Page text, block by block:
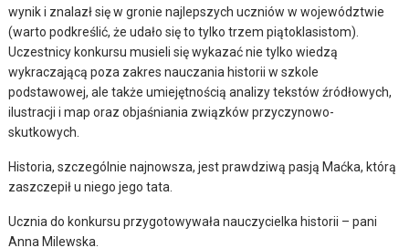
wynik i znalazł się w gronie najlepszych uczniów w województwie
(warto podkreślić, że udało się to tylko trzem piątoklasistom).
Uczestnicy konkursu musieli się wykazać nie tylko wiedzą
wykraczającą poza zakres nauczania historii w szkole
podstawowej, ale także umiejętnością analizy tekstów źródłowych,
ilustracji i map oraz objaśniania związków przyczynowo-
skutkowych.
Historia, szczególnie najnowsza, jest prawdziwą pasją Maćka, którą
zaszczepił u niego jego tata.
Ucznia do konkursu przygotowywała nauczycielka historii – pani
Anna Milewska.